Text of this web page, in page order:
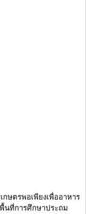
กษตรพอเพียงเพื่ออาหาร
นที่การศึกษาประถม